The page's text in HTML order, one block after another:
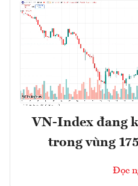
VN-Index đang
trong vùng
Đọc